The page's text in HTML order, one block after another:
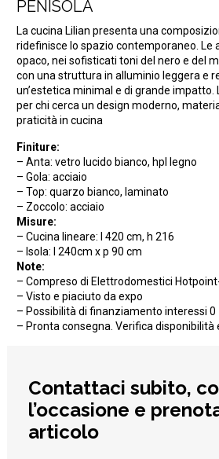
PENISOLA
La cucina Lilian presenta una
ridefinisce lo spazio contemporaneo. Le
opaco, nei sofisticati toni del nero e del
con una struttura in alluminio leggera e
un’estetica minimal e di grande impatto.
per chi cerca un design moderno,
praticità in cucina
Finiture:
– Anta: vetro lucido bianco, hpl legno
– Gola: acciaio
– Top: quarzo bianco, laminato
– Zoccolo: acciaio
Misure:
– Cucina lineare: l 420 cm, h 216
– Isola: l 240cm x p 90 cm
Note:
– Compreso di Elettrodomestici
– Visto e piaciuto da expo
– Possibilità di finanziamento interessi 0
– Pronta consegna. Verifica disponibilità
Contattaci subito,
l’occasione e
articolo